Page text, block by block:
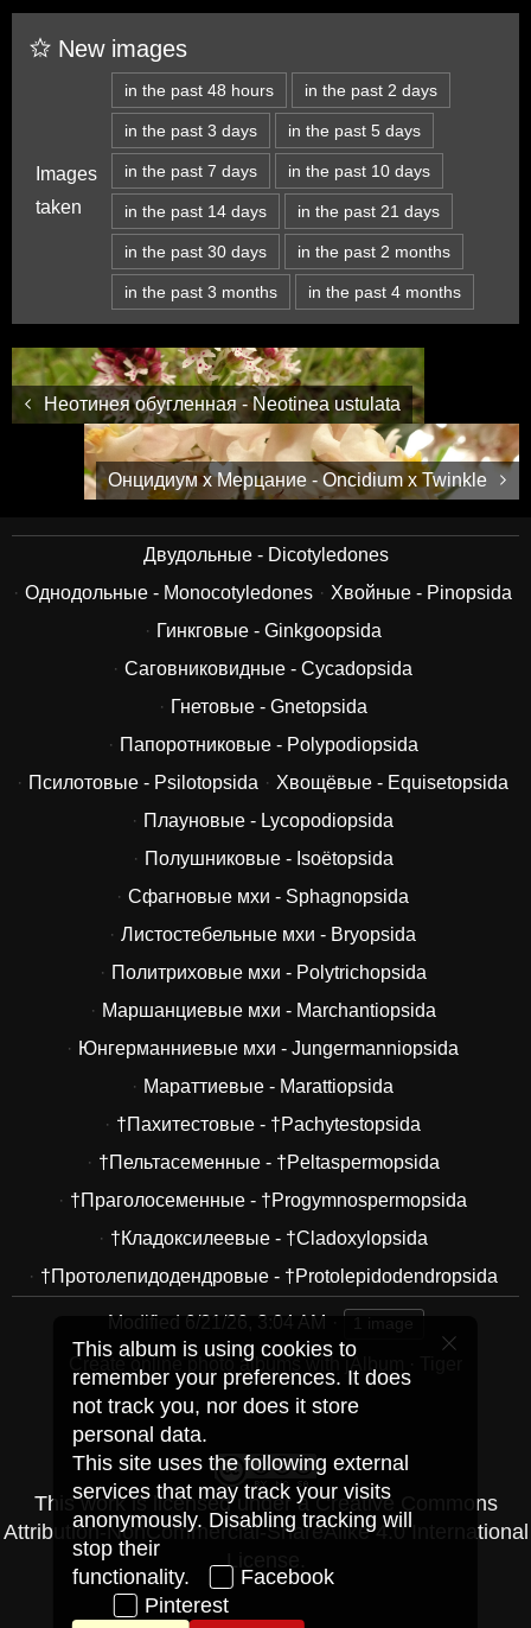
New images
Images
taken
in the past 48 hours in the past 2 days
in the past 3 days in the past 5 days
in the past 7 days in the past 10 days
in the past 14 days in the past 21 days
in the past 30 days in the past 2 months
in the past 3 months in the past 4 months
Неотинея обугленная - Neotinea ustulata
Онцидиум x Мерцание - Oncidium x Twinkle
Двудольные - Dicotyledones
Однодольные - Monocotyledones
Хвойные - Pinopsida
Гинкговые - Ginkgoopsida
Саговниковидные - Cycadopsida
Гнетовые - Gnetopsida
Папоротниковые - Polypodiopsida
Псилотовые - Psilotopsida
Хвощёвые - Equisetopsida
Плауновые - Lycopodiopsida
Полушниковые - Isoëtopsida
Сфагновые мхи - Sphagnopsida
Листостебельные мхи - Bryopsida
Политриховые мхи - Polytrichopsida
Маршанциевые мхи - Marchantiopsida
Юнгерманниевые мхи - Jungermanniopsida
Мараттиевые - Marattiopsida
†Пахитестовые - †Pachytestopsida
†Пельтасеменные - †Peltaspermopsida
†Праголосеменные - †Progymnospermopsida
†Кладоксилеевые - †Cladoxylopsida
†Протолепидодендровые - †Protolepidodendropsida
Modified 6/21/26, 3:04 AM
Create online photo albums with jAlbum
This work is licensed under aCreative Commons
Attribution-NonCommercial-ShareAlike 4.0 International
License
This album is using cookies to
remember your preferences. It does
not track you, nor does it store
personal data.
This site uses the following external
services that may track your visits
anonymously. Disabling tracking will
stop their
functionality.
Facebook
Pinterest